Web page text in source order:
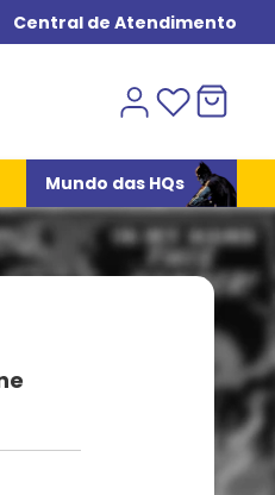
Central de Atendimento
Mundo das HQs